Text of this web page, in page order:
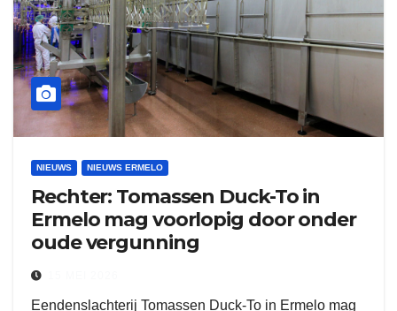
NIEUWS NIEUWS ERMELO
Rechter: Tomassen Duck-To in
Ermelo mag voorlopig door onder
oude vergunning
Eendenslachterij Tomassen Duck-To in Ermelo mag